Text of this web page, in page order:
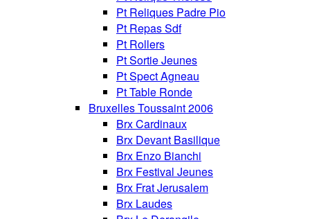
Pt Reliques Padre Pio
Pt Repas Sdf
Pt Rollers
Pt Sortie Jeunes
Pt Spect Agneau
Pt Table Ronde
Bruxelles Toussaint 2006
Brx Cardinaux
Brx Devant Basilique
Brx Enzo Bianchi
Brx Festival Jeunes
Brx Frat Jerusalem
Brx Laudes